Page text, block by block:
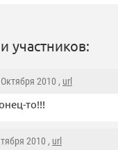
участников:
Октября 2010 , url
то!!!
2010 , url